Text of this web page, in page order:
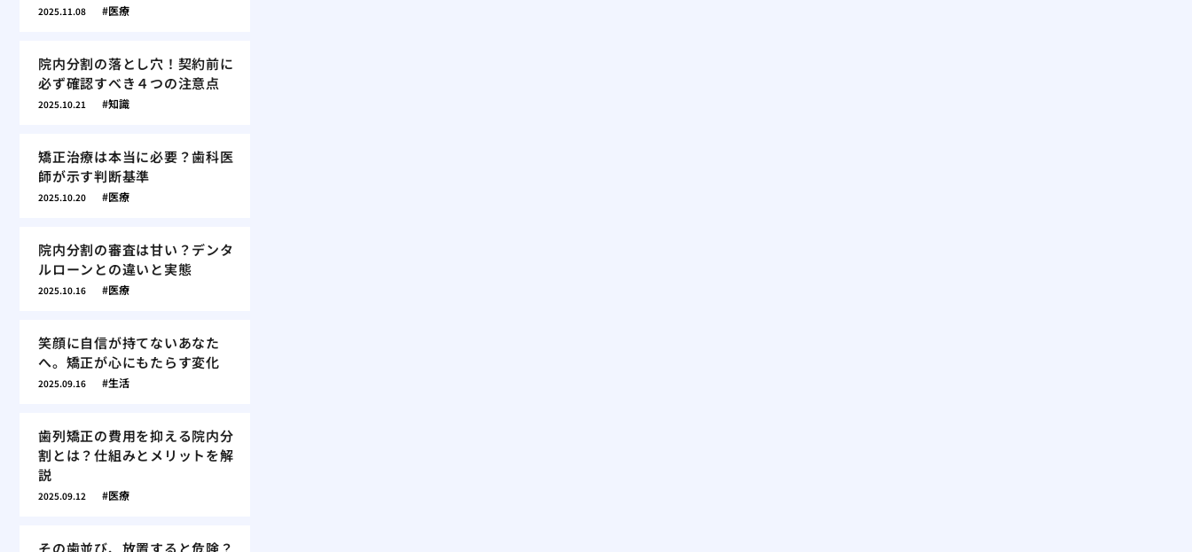
2025.11.08 医療
院内分割の落とし穴！契約前に
必ず確認すべき４つの注意点
2025.10.21 知識
矯正治療は本当に必要？歯科医
師が示す判断基準
2025.10.20 医療
院内分割の審査は甘い？デンタ
ルローンとの違いと実態
2025.10.16 医療
笑顔に自信が持てないあなた
へ。矯正が心にもたらす変化
2025.09.16 生活
歯列矯正の費用を抑える院内分
割とは？仕組みとメリットを解
説
2025.09.12 医療
その歯並び、放置すると危険？